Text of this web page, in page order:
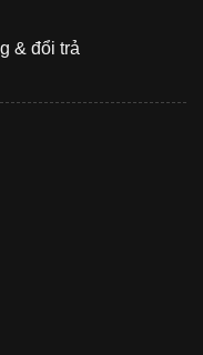
& đổi trả